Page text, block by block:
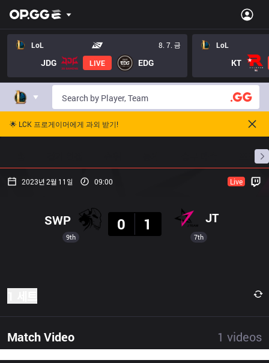
LoL 8. 7. 금
JDG LIVE EDG
LoL
KT
🌟 LCK 프로게이머에게 과외 받기!
프로빌
2023년 2월 11일 09:00 Live
9th
SWP
0
1 JT
7th
Match Video 1 videos